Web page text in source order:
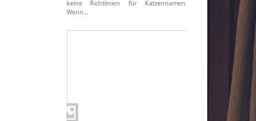
keine Richtlinien für Katzennamen.
Wenn...